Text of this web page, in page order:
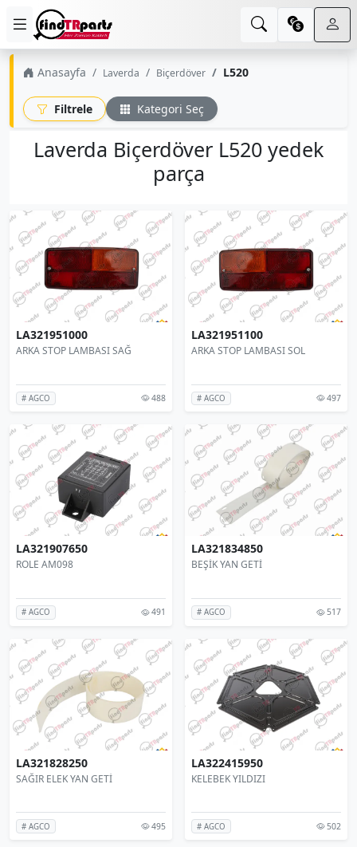
Anasayfa Laverda Biçerdöver L520
Filtrele Kategori Seç
Laverda Biçerdöver L520 yedek
parça
LA321951000
ARKA STOP LAMBASI SAĞ
# AGCO 488
LA321951100
ARKA STOP LAMBASI SOL
# AGCO 497
LA321907650
ROLE AM098
# AGCO 491
LA321834850
BEŞİK YAN GETİ
# AGCO 517
LA321828250
SAĞIR ELEK YAN GETİ
# AGCO 495
LA322415950
KELEBEK YILDIZI
# AGCO 502